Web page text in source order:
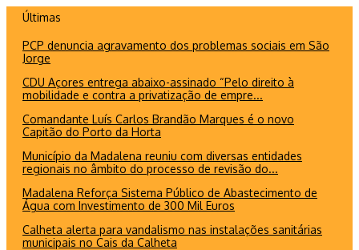
conteúdo
Últimas
PCP denuncia agravamento dos problemas sociais em São
Jorge
CDU Açores entrega abaixo-assinado “Pelo direito à
mobilidade e contra a privatização de empre...
Comandante Luís Carlos Brandão Marques é o novo
Capitão do Porto da Horta
Município da Madalena reuniu com diversas entidades
regionais no âmbito do processo de revisão do...
Madalena Reforça Sistema Público de Abastecimento de
Água com Investimento de 300 Mil Euros
Calheta alerta para vandalismo nas instalações sanitárias
municipais no Cais da Calheta